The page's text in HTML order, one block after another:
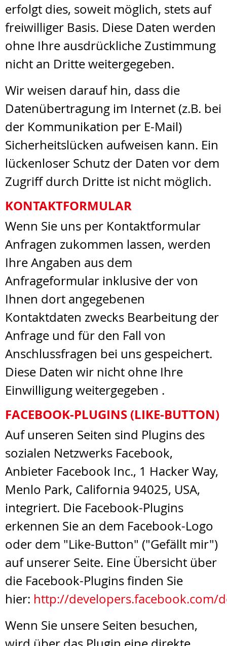
erfolgt dies, soweit möglich, stets auf
freiwilliger Basis. Diese Daten werden
ohne Ihre ausdrückliche Zustimmung
nicht an Dritte weitergegeben.
Wir weisen darauf hin, dass die
Datenübertragung im Internet (z.B. bei
der Kommunikation per E-Mail)
Sicherheitslücken aufweisen kann. Ein
lückenloser Schutz der Daten vor dem
Zugriff durch Dritte ist nicht möglich.
KONTAKTFORMULAR
Wenn Sie uns per Kontaktformular
Anfragen zukommen lassen, werden
Ihre Angaben aus dem
Anfrageformular inklusive der von
Ihnen dort angegebenen
Kontaktdaten zwecks Bearbeitung der
Anfrage und für den Fall von
Anschlussfragen bei uns gespeichert.
Diese Daten wir nicht ohne Ihre
Einwilligung weitergegeben .
FACEBOOK-PLUGINS (LIKE-BUTTON)
Auf unseren Seiten sind Plugins des
sozialen Netzwerks Facebook,
Anbieter Facebook Inc., 1 Hacker Way,
Menlo Park, California 94025, USA,
integriert. Die Facebook-Plugins
erkennen Sie an dem Facebook-Logo
oder dem "Like-Button" ("Gefällt mir")
auf unserer Seite. Eine Übersicht über
die Facebook-Plugins finden Sie
hier: http://developers.facebook.com/
Wenn Sie unsere Seiten besuchen,